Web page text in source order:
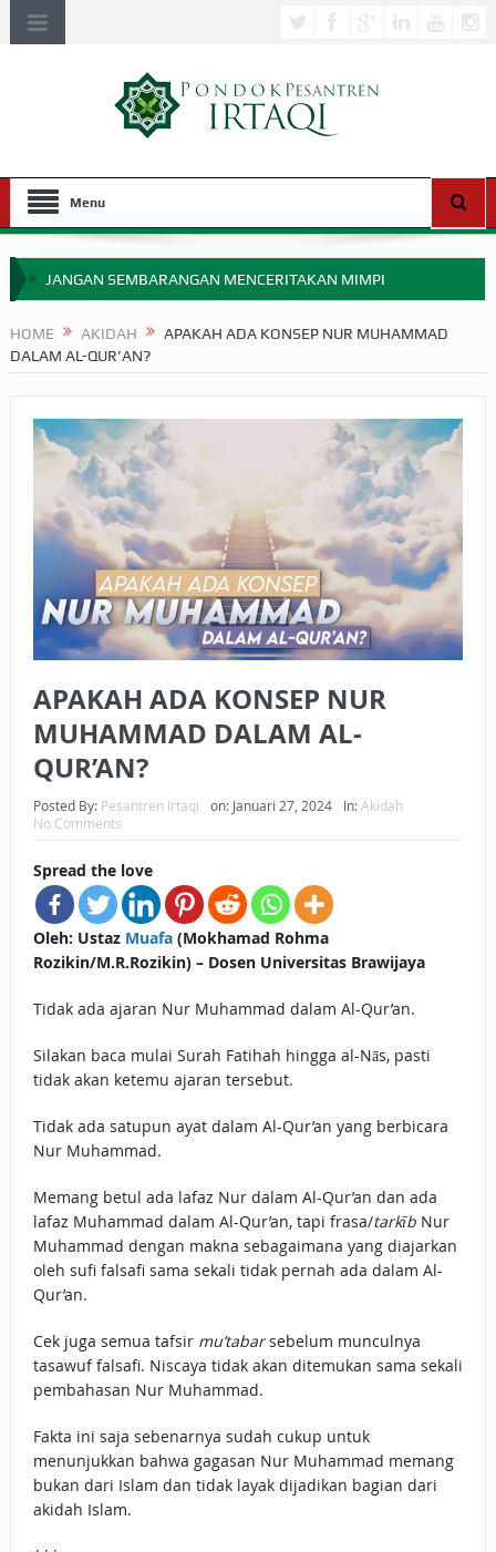
Menu
JANGAN SEMBARANGAN MENCERITAKAN MIMPI
MIMPI YANG DIABAIKAN MENJELANG PERANG BADAR
SEBELUM TIBA SAAT WAJIB?
HAKIKAT NIKMAT DI DUNIA!
BAGAIMANA CARA MEMBAYAR ZAKAT UANG?
UANG HARAM BISA MENJADI HALAL JIKA SEBAB
KEPEMILIKANNYA BERUBAH
ISTIDLAL BATIL VS ISTIDLAL SYAR’I
BAHASA CINTA KARENA ALLAH
HUKUM MEMBAYAR ZAKAT DENGAN CARA MENGANGSUR
HUKUM MEMBAYAR ZAKAT KEPADA KERABAT SENDIRI
HOME AKIDAH
APAKAH ADA KONSEP NUR MUHAMMAD
DALAM AL-QUR’AN?
APAKAH ADA KONSEP NUR
MUHAMMAD DALAM AL-
QUR’AN?
Posted By: Pesantren Irtaqi on: Januari 27, 2024 In:Akidah
No Comments
Spread the love
Oleh: Ustaz Muafa(Mokhamad Rohma
Rozikin/M.R.Rozikin) – Dosen Universitas Brawijaya
Tidak ada ajaran Nur Muhammad dalam Al-Qur’an.
Silakan baca mulai Surah Fatihah hingga al-Nās, pasti
tidak akan ketemu ajaran tersebut.
Tidak ada satupun ayat dalam Al-Qur’an yang berbicara
Nur Muhammad.
Memang betul ada lafaz Nur dalam Al-Qur’an dan ada
lafaz Muhammad dalam Al-Qur’an, tapi frasa/tarkībNur
Muhammad dengan makna sebagaimana yang diajarkan
oleh sufi falsafi sama sekali tidak pernah ada dalam Al-
Qur’an.
Cek juga semua tafsir mu’tabarsebelum munculnya
tasawuf falsafi. Niscaya tidak akan ditemukan sama sekali
pembahasan Nur Muhammad.
Fakta ini saja sebenarnya sudah cukup untuk
menunjukkan bahwa gagasan Nur Muhammad memang
bukan dari Islam dan tidak layak dijadikan bagian dari
akidah Islam.